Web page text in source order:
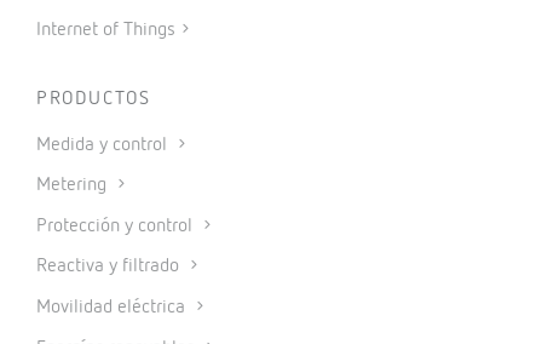
Internet of Things
PRODUCTOS
Medida y control
Metering
Protección y control
Reactiva y filtrado
Movilidad eléctrica